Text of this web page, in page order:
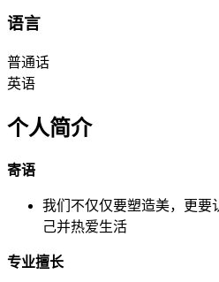
语言
普通话
英语
个人简介
寄语
我们不仅仅要塑造美，更要
己并热爱生活
专业擅长